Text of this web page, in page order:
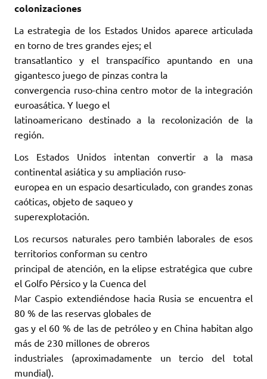
colonizaciones
La estrategia de los Estados Unidos aparece articulada
en torno de tres grandes ejes; el
transatlantico y el transpacífico apuntando en una
gigantesco juego de pinzas contra la
convergencia ruso-china centro motor de la integración
euroasática. Y luego el
latinoamericano destinado a la recolonización de la
región.
Los Estados Unidos intentan convertir a la masa
continental asiática y su ampliación ruso-
europea en un espacio desarticulado, con grandes zonas
caóticas, objeto de saqueo y
superexplotación.
Los recursos naturales pero también laborales de esos
territorios conforman su centro
principal de atención, en la elipse estratégica que cubre
el Golfo Pérsico y la Cuenca del
Mar Caspio extendiéndose hacia Rusia se encuentra el
80 % de las reservas globales de
gas y el 60 % de las de petróleo y en China habitan algo
más de 230 millones de obreros
industriales (aproximadamente un tercio del total
mundial).